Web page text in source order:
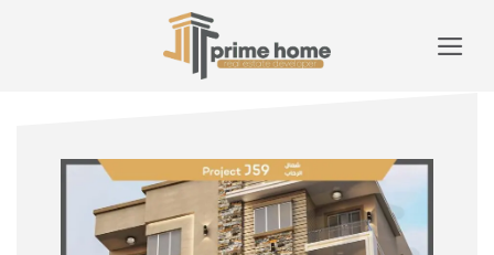
NORTH REHAB